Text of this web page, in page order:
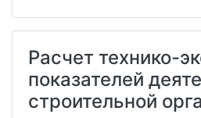
Расчет технико-
показателей
строительной